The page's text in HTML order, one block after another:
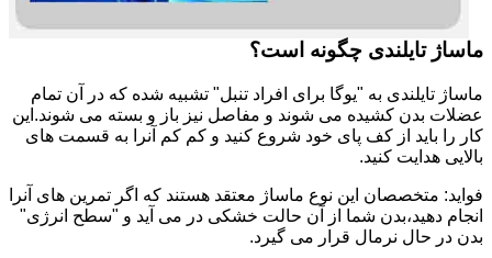
ماساژ تایلندی چگونه است؟
ماساژ تایلندی به "یوگا برای افراد تنبل" تشبیه شده که در آن تمام
عضلات بدن کشیده می شوند و مفاصل نیز باز و بسته می شوند.این
کار را باید از کف پای خود شروع کنید و کم کم آنرا به قسمت های
بالایی هدایت کنید.
فواید: متخصصان این نوع ماساژ معتقد هستند که اگر تمرین های آنرا
انجام دهید،بدن شما از آن حالت خشکی در می آید و "سطح انرژی"
بدن در حال نرمال قرار می گیرد.